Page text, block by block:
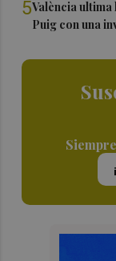
5València
Puig con una